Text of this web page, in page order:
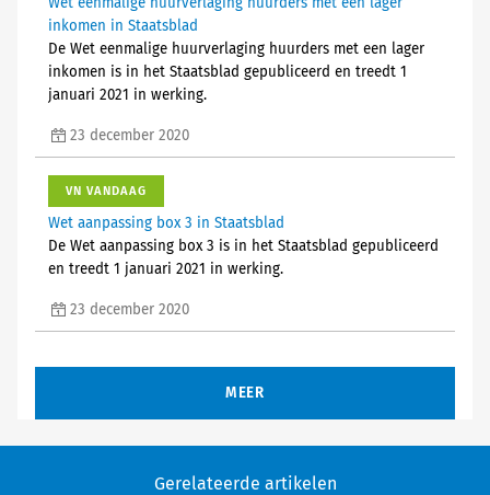
inkomen in Staatsblad
De Wet eenmalige huurverlaging huurders met een lager
inkomen is in het Staatsblad gepubliceerd en treedt 1
januari 2021 in werking.
23 december 2020
VN VANDAAG
Wet aanpassing box 3 in Staatsblad
De Wet aanpassing box 3 is in het Staatsblad gepubliceerd
en treedt 1 januari 2021 in werking.
23 december 2020
MEER
Gerelateerde artikelen